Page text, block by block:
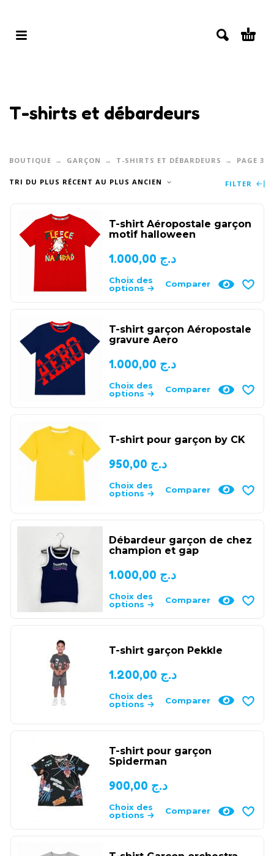
T-shirts et débardeurs
BOUTIQUE GARÇON T-SHIRTS ET DÉBARDEURS PAGE 3
TRI DU PLUS RÉCENT AU PLUS ANCIEN FILTER
T-shirt Aéropostale garçon
motif halloween
د.ج
Choix des
options
Comparer
T-shirt garçon Aéropostale
gravure Aero
د.ج
Choix des
options
Comparer
T-shirt pour garçon by CK
د.ج
Choix des
options
Comparer
Débardeur garçon de chez
champion et gap
د.ج
Choix des
options
Comparer
T-shirt garçon Pekkle
د.ج
Choix des
options
Comparer
T-shirt pour garçon
Spiderman
د.ج
Choix des
options
Comparer